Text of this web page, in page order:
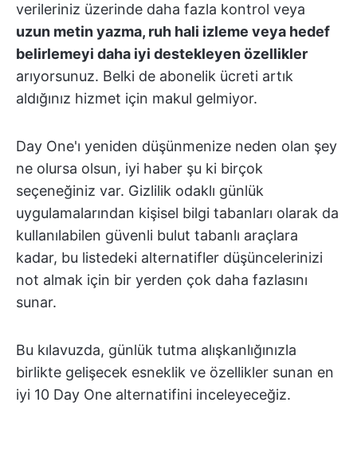
verileriniz üzerinde daha fazla kontrol veya
uzun metin yazma, ruh hali izleme veya hedef
belirlemeyi daha iyi destekleyen özellikler
arıyorsunuz. Belki de abonelik ücreti artık
aldığınız hizmet için makul gelmiyor.
Day One'ı yeniden düşünmenize neden olan şey
ne olursa olsun, iyi haber şu ki birçok
seçeneğiniz var. Gizlilik odaklı günlük
uygulamalarından kişisel bilgi tabanları olarak da
kullanılabilen güvenli bulut tabanlı araçlara
kadar, bu listedeki alternatifler düşüncelerinizi
not almak için bir yerden çok daha fazlasını
sunar.
Bu kılavuzda, günlük tutma alışkanlığınızla
birlikte gelişecek esneklik ve özellikler sunan en
iyi 10 Day One alternatifini inceleyeceğiz.